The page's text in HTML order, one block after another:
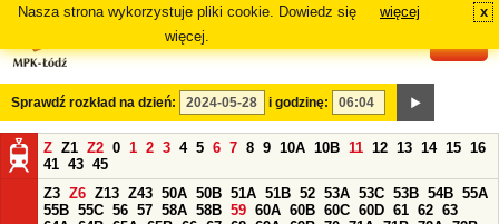
Nasza strona wykorzystuje pliki cookie. Dowiedz się
więcej.
więcej x
Sprawdź rozkład na dzień: i godzinę:
Z Z1 Z2 0 1 2 3 4 5 6 7 8 9 10A 10B 11 12 13 14 15 16
41 43 45
Z3 Z6 Z13 Z43 50A 50B 51A 51B 52 53A 53C 53B 54B 55A
55B 55C 56 57 58A 58B 59 60A 60B 60C 60D 61 62 63